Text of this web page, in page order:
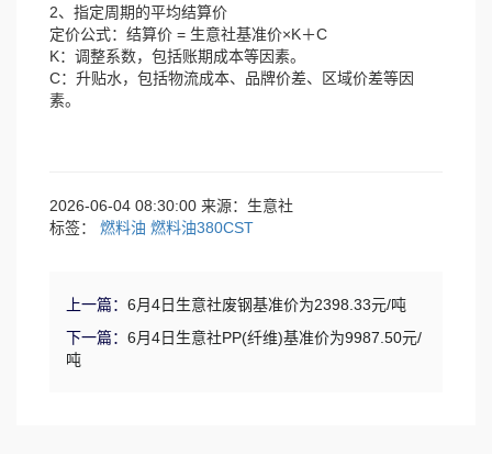
2、指定周期的平均结算价
定价公式：结算价 = 生意社基准价×K＋C
K：调整系数，包括账期成本等因素。
C：升贴水，包括物流成本、品牌价差、区域价差等因
素。
2026-06-04 08:30:00 来源：生意社
标签： 燃料油 燃料油380CST
上一篇： 6月4日生意社废钢基准价为2398.33元/吨
下一篇： 6月4日生意社PP(纤维)基准价为9987.50元/
吨